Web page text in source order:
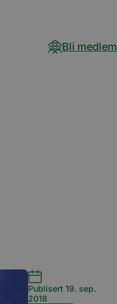
Bli medlem
Publisert 19. sep.
2018